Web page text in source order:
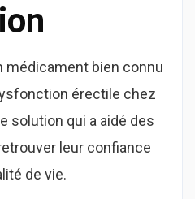
médicament bien connu
érectile chez
solution qui a aidé des
leur confiance
de vie.